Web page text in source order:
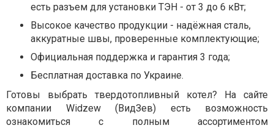
есть разъем для установки ТЭН - от 3 до 6 кВт;
Высокое качество продукции - надёжная сталь,
аккуратные швы, проверенные комплектующие;
Официальная поддержка и гарантия 3 года;
Бесплатная доставка по Украине.
Готовы выбрать твердотопливный котел? На сайте
компании Widzew (ВидЗев) есть возможность
ознакомиться с полным ассортиментом